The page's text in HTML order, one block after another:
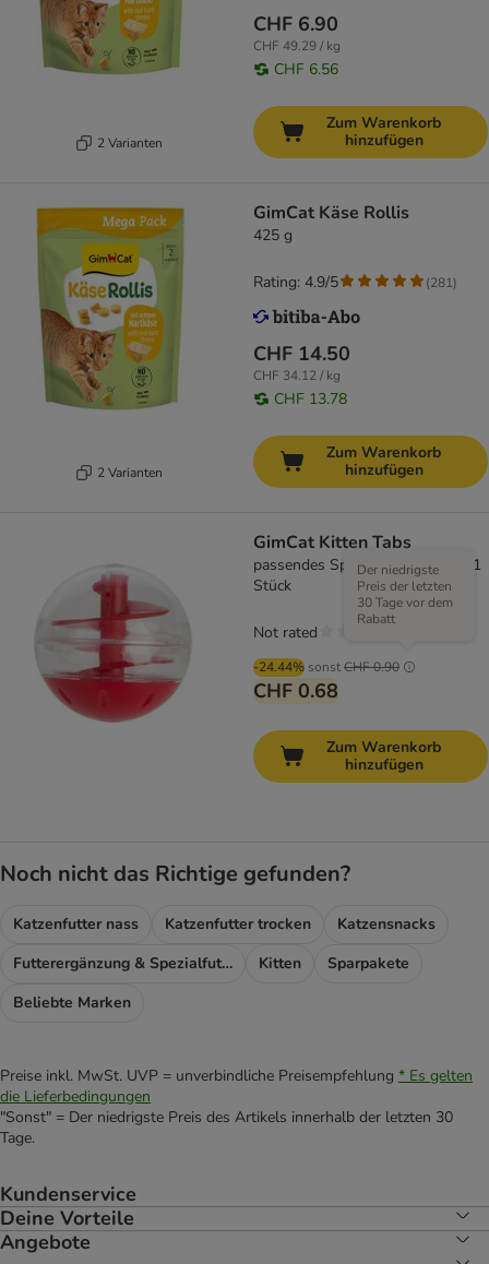
2 Varianten
CHF 6.90
CHF 49.29 / kg
CHF 6.56
Zum Warenkorb
hinzufügen
2 Varianten
GimCat Käse Rollis
425 g
CHF 14.50
CHF 34.12 / kg
CHF 13.78
Rating: 4.9/5 (281)
Zum Warenkorb
hinzufügen
GimCat Kitten Tabs
passendes Spielzeug: Snackball 1
Stück
-24.44% sonstCHF 0.90
Der niedrigste
Preis der letzten
30 Tage vor dem
Rabatt
CHF 0.68
Not rated
Zum Warenkorb
hinzufügen
Noch nicht das Richtige gefunden?
Katzenfutter nass Katzenfutter trocken
Katzensnacks
Futterergänzung & Spezialfutter
Kitten
Sparpakete
Beliebte Marken
Preise inkl. MwSt. UVP = unverbindliche Preisempfehlung * Es gelten
die Lieferbedingungen
"Sonst" = Der niedrigste Preis des Artikels innerhalb der letzten 30
Tage.
Kundenservice
Deine Vorteile
Angebote